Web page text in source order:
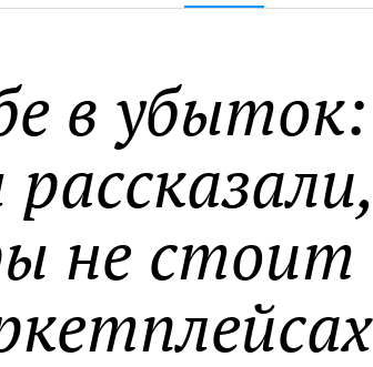
в убыток:
не стоит